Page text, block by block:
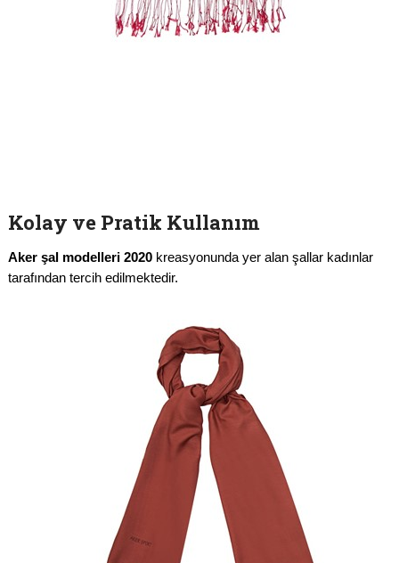
Kolay ve Pratik Kullanım
Aker şal modelleri 2020 kreasyonunda yer alan şallar kadınlar
tarafından tercih edilmektedir.